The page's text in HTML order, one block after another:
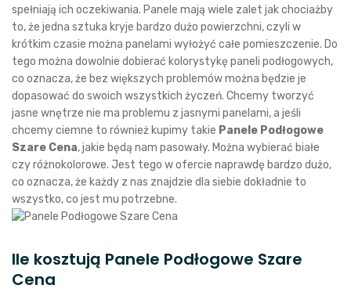
spełniają ich oczekiwania. Panele mają wiele zalet jak chociażby
to, że jedna sztuka kryje bardzo dużo powierzchni, czyli w
krótkim czasie można panelami wyłożyć całe pomieszczenie. Do
tego można dowolnie dobierać kolorystykę paneli podłogowych,
co oznacza, że bez większych problemów można będzie je
dopasować do swoich wszystkich życzeń. Chcemy tworzyć
jasne wnętrze nie ma problemu z jasnymi panelami, a jeśli
chcemy ciemne to również kupimy takie Panele Podłogowe
Szare Cena, jakie będą nam pasowały. Można wybierać białe
czy różnokolorowe. Jest tego w ofercie naprawdę bardzo dużo,
co oznacza, że każdy z nas znajdzie dla siebie dokładnie to
wszystko, co jest mu potrzebne.
Ile kosztują Panele Podłogowe Szare
Cena